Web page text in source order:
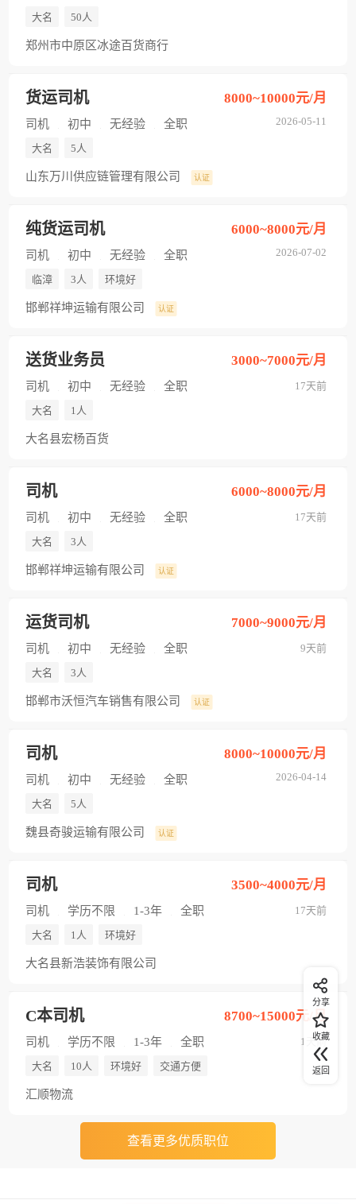
大名 50人
郑州市中原区冰途百货商行
货运司机
2026-05-11
8000~10000元/月
司机 初中 无经验 全职
大名 5人
山东万川供应链管理有限公司 认证
纯货运司机
2026-07-02
6000~8000元/月
司机 初中 无经验 全职
临漳 3人 环境好
邯郸祥坤运输有限公司 认证
送货业务员
17天前
3000~7000元/月
司机 初中 无经验 全职
大名 1人
大名县宏杨百货
司机
17天前
6000~8000元/月
司机 初中 无经验 全职
大名 3人
邯郸祥坤运输有限公司 认证
运货司机
9天前
7000~9000元/月
司机 初中 无经验 全职
大名 3人
邯郸市沃恒汽车销售有限公司 认证
司机
2026-04-14
8000~10000元/月
司机 初中 无经验 全职
大名 5人
魏县奇骏运输有限公司 认证
司机
17天前
3500~4000元/月
司机 学历不限 1-3年 全职
大名 1人 环境好
大名县新浩装饰有限公司
C本司机
1天前
8700~15000元/月
司机 学历不限 1-3年 全职
大名 10人 环境好 交通方便
汇顺物流
查看更多优质职位
分享
收藏
返回